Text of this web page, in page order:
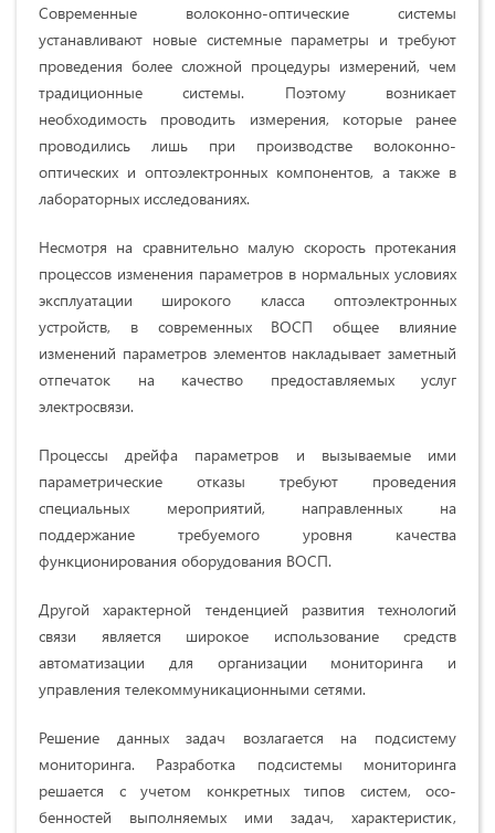
Современные волоконно-оптические системы
устанавливают новые системные параметры и требуют
проведения более сложной процедуры измерений, чем
традиционные системы. Поэтому возникает
необходимость проводить измерения, которые ранее
проводились лишь при производстве волоконно-
оптических и оптоэлектронных компонентов, а также в
лабораторных исследованиях.
Несмотря на сравнительно малую скорость протекания
процессов изменения параметров в нормальных условиях
эксплуатации широкого класса оптоэлектронных
устройств, в современных ВОСП общее влияние
изменений параметров элементов накладывает заметный
отпечаток на качество предоставляемых услуг
электросвязи.
Процессы дрейфа параметров и вызываемые ими
параметрические отказы требуют проведения
специальных мероприятий, направленных на
поддержание требуемого уровня качества
функционирования оборудования ВОСП.
Другой характерной тенденцией развития технологий
связи является широкое использование средств
автоматизации для организации мониторинга и
управления телекоммуникационными сетями.
Решение данных задач возлагается на подсистему
мониторинга. Разработка подсистемы мониторинга
решается с учетом конкретных типов систем, осо­
бенностей выполняемых ими задач, характеристик,